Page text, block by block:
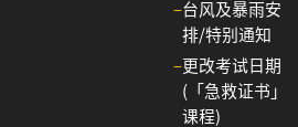
–台风及暴雨安
排/特别通知
–更改考试日期
(「急救证书」
课程)